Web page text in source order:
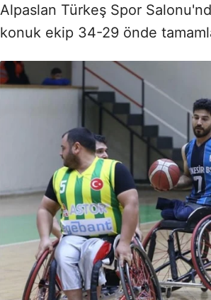
Alpaslan Türkeş Spor
konuk ekip 34-29 önde